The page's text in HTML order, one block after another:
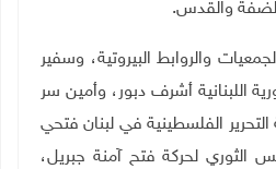
والقدس.
والروابط البيروتية، وسفير
اللبنانية أشرف دبور، وأمين سر
الفلسطينية في لبنان فتحي
الثوري لحركة فتح آمنة جبريل،